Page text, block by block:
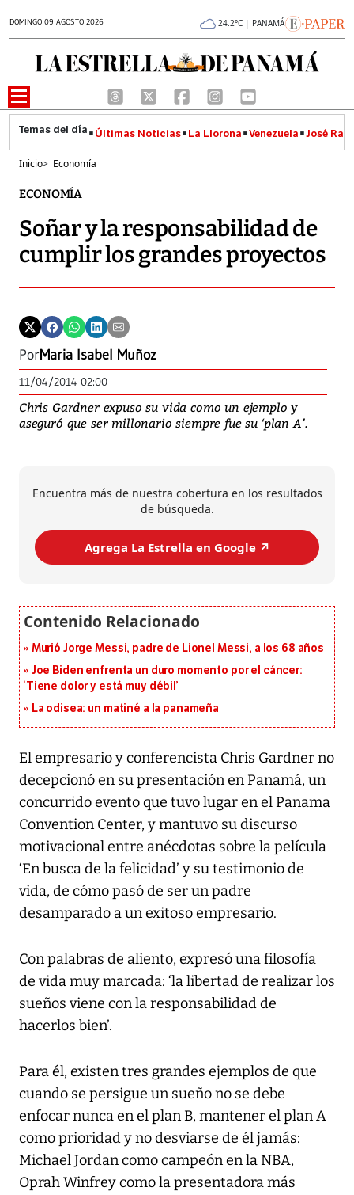
DOMINGO 09 AGOSTO 2026 24.2°C | PANAMÁ
Últimas Noticias La Llorona Venezuela José
Inicio> Economía
ECONOMÍA
Soñar y la responsabilidad de
cumplir los grandes proyectos
PorMaria Isabel Muñoz
11/04/2014 02:00
Chris Gardner expuso su vida como un ejemplo y
aseguró que ser millonario siempre fue su ‘plan A’.
Encuentra más de nuestra cobertura en los resultados
de búsqueda.
Agrega La Estrella en Google ↗️
Murió Jorge Messi, padre de Lionel Messi, a los 68 años
Joe Biden enfrenta un duro momento por el cáncer:
‘Tiene dolor y está muy débil’
La odisea: un matiné a la panameña
El empresario y conferencista Chris Gardner no
decepcionó en su presentación en Panamá, un
concurrido evento que tuvo lugar en el Panama
Convention Center, y mantuvo su discurso
motivacional entre anécdotas sobre la película
‘En busca de la felicidad’ y su testimonio de
vida, de cómo pasó de ser un padre
desamparado a un exitoso empresario.
Con palabras de aliento, expresó una filosofía
de vida muy marcada: ‘la libertad de realizar los
sueños viene con la responsabilidad de
hacerlos bien’.
Para él, existen tres grandes ejemplos de que
cuando se persigue un sueño no se debe
enfocar nunca en el plan B, mantener el plan A
como prioridad y no desviarse de él jamás:
Michael Jordan como campeón en la NBA,
Oprah Winfrey como la presentadora más